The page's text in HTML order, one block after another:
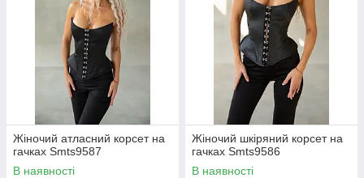
Жіночий атласний корсет на
гачках Smts9587
В наявності
Жіночий шкіряний корсет на
гачках Smts9586
В наявності